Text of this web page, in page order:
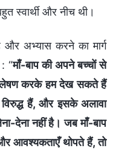
स्वार्थी और नीच थी।
अभ्यास करने का मार्ग
: “माँ-बाप की अपने बच्चों से
करके हम देख सकते हैं
विरुद्ध हैं, और इसके अलावा
देना नहीं है। जब माँ-बाप
आवश्यकताएँ थोपते हैं, तो